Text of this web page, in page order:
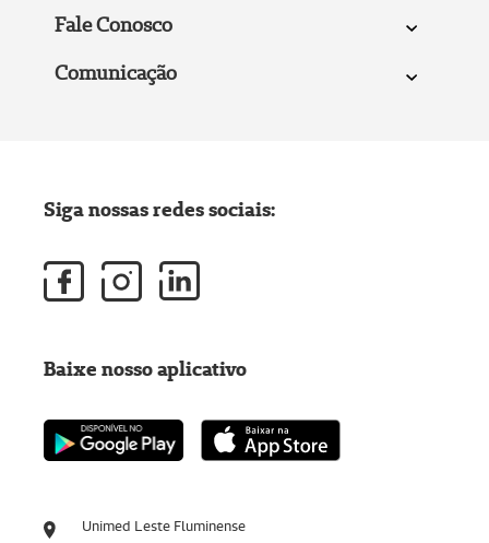
Fale Conosco
Comunicação
Unimed Leste Fluminense
Siga nossas redes sociais:
Baixe nosso aplicativo